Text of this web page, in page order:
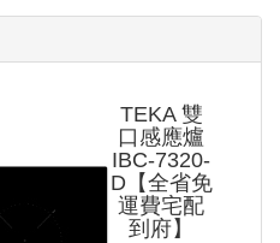
TEKA 雙
口感應爐
IBC-7320-
D【全省免
運費宅配
到府】